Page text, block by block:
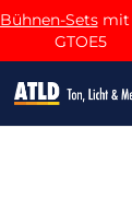
Bühnen-Setsmit
GTOE5